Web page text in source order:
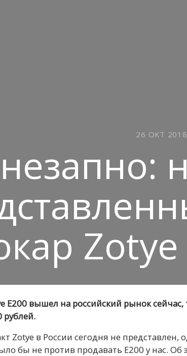
26 ОКТ 2018
E200 вышел на российский рынок сейчас,
рублей.
Zotye в России сегодня не представлен,
бы не против продавать E200 у нас. Об